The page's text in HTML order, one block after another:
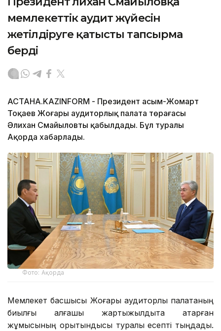
мемлекеттік аудит жүйесін
жетілдіруге қатысты тапсырма
берді
АСТАНА.KAZINFORM - Президент Қасым-Жомарт
Тоқаев Жоғары аудиторлық палата төрағасы
Әлихан Смайыловты қабылдады. Бұл туралы
Ақорда хабарлады.
Фото: Ақорда
Мемлекет басшысы Жоғары аудиторлық палатаның
биылғы алғашқы жартыжылдықта атқарған
жұмысының қорытындысы туралы есепті тыңдады.